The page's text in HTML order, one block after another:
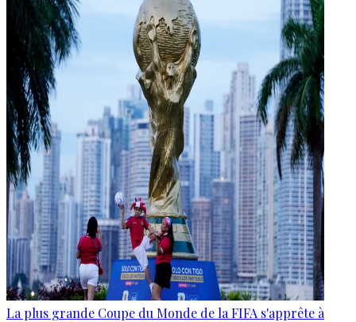
La plus grande Coupe du Monde de la FIFA s'apprête à